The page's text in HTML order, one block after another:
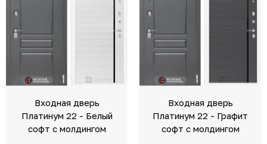
Входная дверь
Платинум 22 - Белый
софт с молдингом
Входная дверь
Платинум 22 - Графит
софт с молдингом